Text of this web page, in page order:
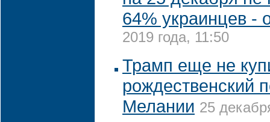
64% украинцев -
2019 года, 11:50
Трамп еще не
рождественский
Мелании 25